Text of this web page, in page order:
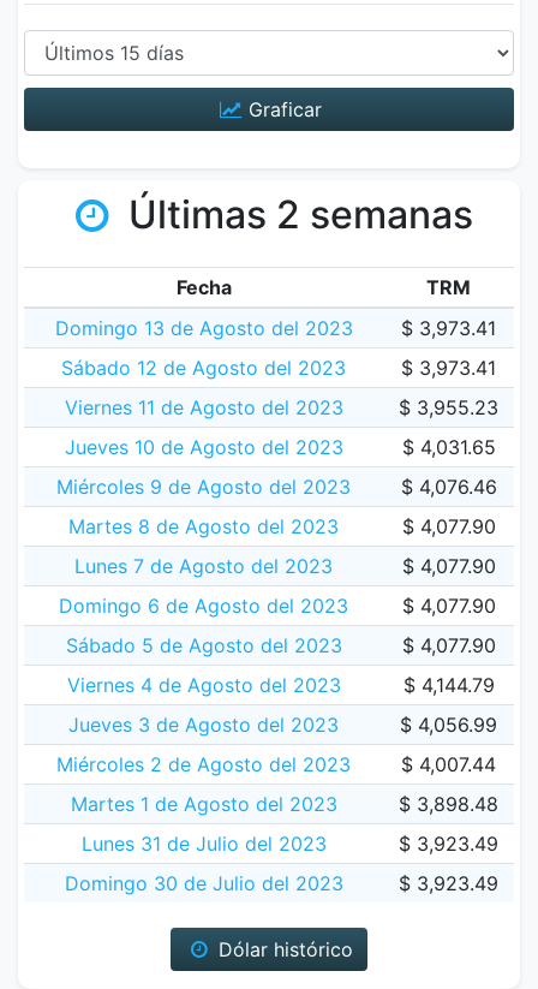
Graficar
Últimas 2 semanas
Fecha
TRM
Domingo 13 de Agosto del 2023
$ 3,973.41
Sábado 12 de Agosto del 2023
$ 3,973.41
Viernes 11 de Agosto del 2023
$ 3,955.23
Jueves 10 de Agosto del 2023
$ 4,031.65
Miércoles 9 de Agosto del 2023
$ 4,076.46
Martes 8 de Agosto del 2023
$ 4,077.90
Lunes 7 de Agosto del 2023
$ 4,077.90
Domingo 6 de Agosto del 2023
$ 4,077.90
Sábado 5 de Agosto del 2023
$ 4,077.90
Viernes 4 de Agosto del 2023
$ 4,144.79
Jueves 3 de Agosto del 2023
$ 4,056.99
Miércoles 2 de Agosto del 2023
$ 4,007.44
Martes 1 de Agosto del 2023
$ 3,898.48
Lunes 31 de Julio del 2023
$ 3,923.49
Domingo 30 de Julio del 2023
$ 3,923.49
Dólar histórico